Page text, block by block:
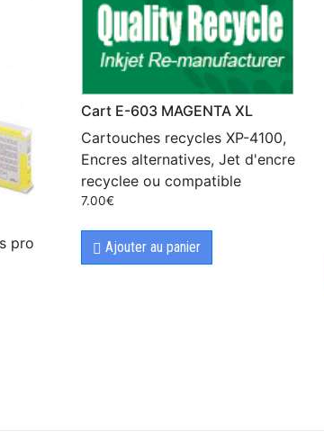
pro
Cart E-603 MAGENTA XL
Cartouches recycles XP-4100,
Encres alternatives, Jet d'encre
recyclee ou compatible
7.00€
Ajouter au panier